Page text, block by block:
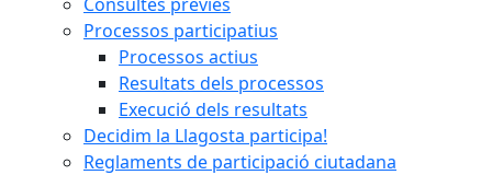
Processos participatius
Processos actius
Resultats dels processos
Execució dels resultats
Decidim la Llagosta participa!
Reglaments de participació ciutadana